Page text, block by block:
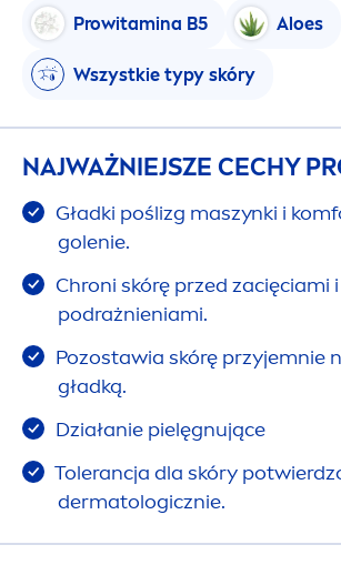
Prowitamina B5 Aloes
Wszystkie typy skóry
NAJWAŻNIEJSZE CECHY
Gładki poślizg maszynki i
golenie.
Chroni skórę przed zacięciami i
podrażnieniami.
Pozostawia skórę przyjemnie
gładką.
Działanie pielęgnujące
Tolerancja dla skóry
dermatologicznie.